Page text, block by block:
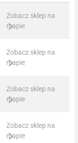
Zobacz sklep na
mapie
Zobacz sklep na
mapie
Zobacz sklep na
mapie
Zobacz sklep na
mapie